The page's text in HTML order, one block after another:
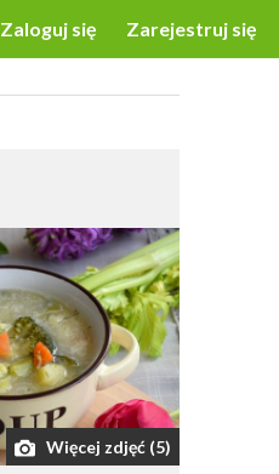
Zaloguj się Zarejestruj się
Więcej zdjęć (5)